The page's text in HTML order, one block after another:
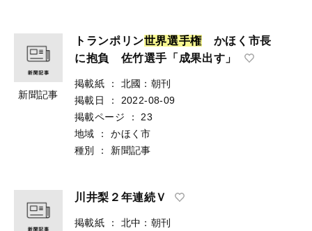
新聞記事
トランポリン世界選手権 かほく市長
に抱負 佐竹選手「成果出す」
掲載紙 ：
北國：朝刊
掲載日
：
2022-08-09
掲載ページ
：
23
地域
：
かほく市
種別
： 新聞記事
川井梨２年連続Ｖ
掲載紙 ：
北中：朝刊